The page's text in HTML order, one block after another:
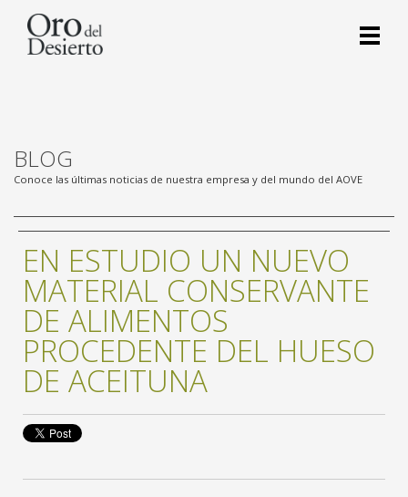
BLOG
Conoce las últimas noticias de nuestra empresa y del mundo del AOVE
EN ESTUDIO UN NUEVO
MATERIAL CONSERVANTE
DE ALIMENTOS
PROCEDENTE DEL HUESO
DE ACEITUNA